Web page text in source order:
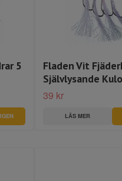
5
Fladen Vit
Självlysande
39 kr
LÄS MER